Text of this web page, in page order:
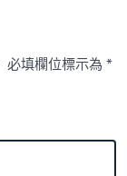
必填欄位標示為*